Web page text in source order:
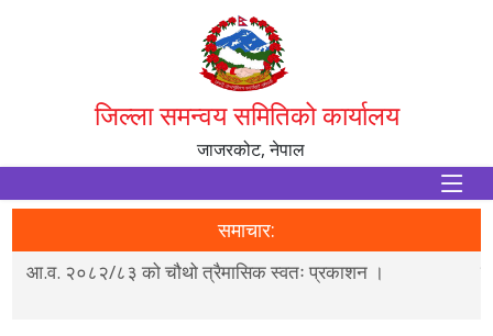
जिल्ला समन्वय समितिको कार्यालय
जाजरकोट, नेपाल
समाचार:
आ.व. २०८२/८३ को चौथो त्रैमासिक स्वतः प्रकाशन ।